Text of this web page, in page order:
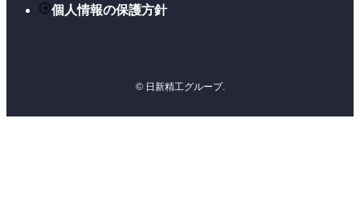
個人情報の保護方針
©日新精工グループ.